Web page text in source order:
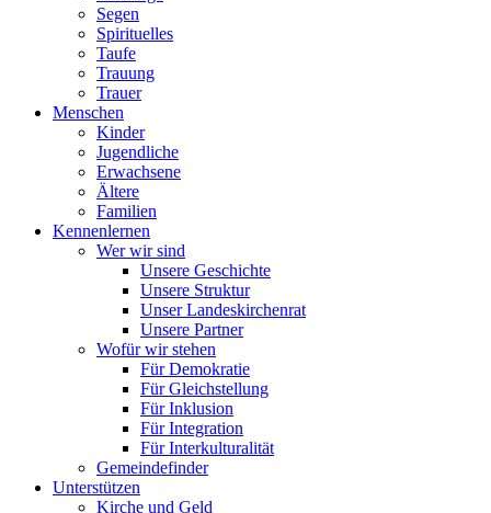
Segen
Spirituelles
Taufe
Trauung
Trauer
Menschen
Kinder
Jugendliche
Erwachsene
Ältere
Familien
Kennenlernen
Wer wir sind
Unsere Geschichte
Unsere Struktur
Unser Landeskirchenrat
Unsere Partner
Wofür wir stehen
Für Demokratie
Für Gleichstellung
Für Inklusion
Für Integration
Für Interkulturalität
Gemeindefinder
Unterstützen
Kirche und Geld